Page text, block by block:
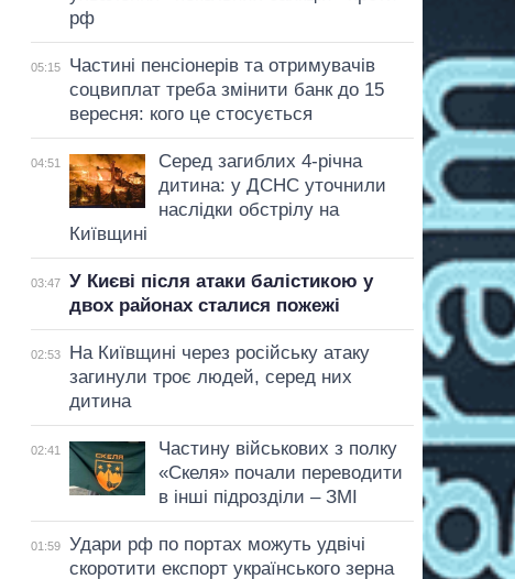
рф
05:15
Частині пенсіонерів та отримувачів
соцвиплат треба змінити банк до 15
вересня: кого це стосується
04:51
Серед загиблих 4-річна
дитина: у ДСНС уточнили
наслідки обстрілу на
Київщині
03:47
У Києві після атаки балістикою у
двох районах сталися пожежі
02:53
На Київщині через російську атаку
загинули троє людей, серед них
дитина
02:41
Частину військових з полку
«Скеля» почали переводити
в інші підрозділи – ЗМІ
01:59
Удари рф по портах можуть удвічі
скоротити експорт українського зерна